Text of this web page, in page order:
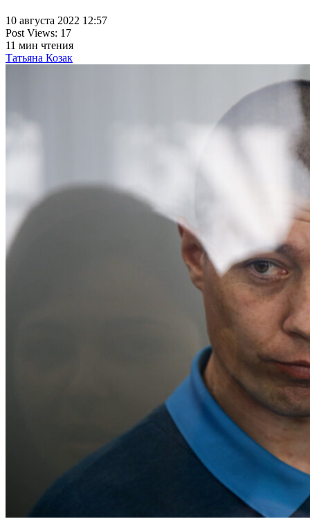
10 августа 2022 12:57
Post Views: 17
11 мин чтения
Татьяна Козак